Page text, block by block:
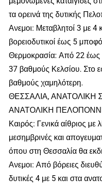
τα ορεινά της δυτικής
Ανεμοι: Μεταβλητοί 3 με 4
βορειοδυτικοί έως 5
Θερμοκρασία: Από 22 έως
37 βαθμούς Κελσίου. Στο
βαθμούς χαμηλότερη.
ΘΕΣΣΑΛΙΑ, ΑΝΑΤΟΛΙΚΗ
ΑΝΑΤΟΛΙΚΗ
Καιρός: Γενικά αίθριος με
μεσημβρινές και
όπου στη Θεσσαλία θα
Ανεμοι: Από βόρειες
δυτικές 4 με 5 και στα